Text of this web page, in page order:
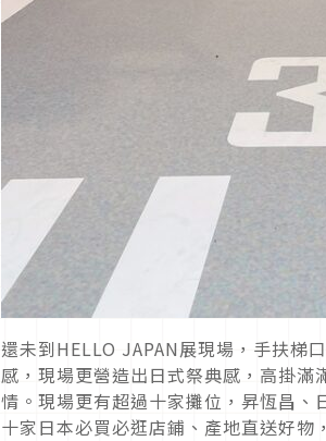
還未到HELLO JAPAN展現場，手扶梯
感，現場更營造出日式祭典感，高掛
情。現場更有超過十家攤位，昇恆昌、
十家日本必買必逛店鋪、產地直送好